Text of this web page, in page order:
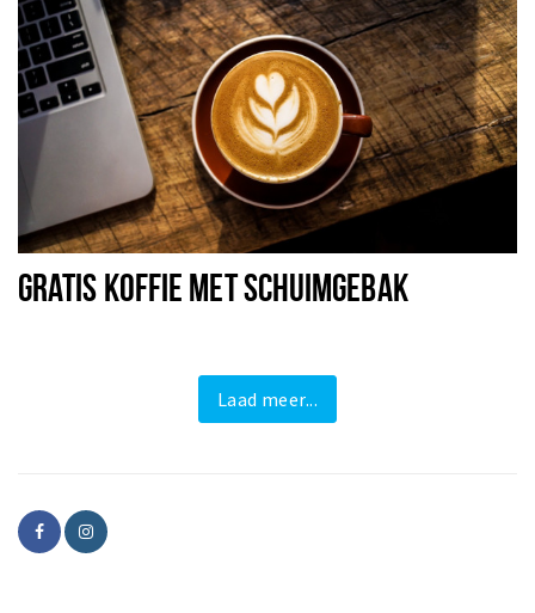
GRATIS KOFFIE MET SCHUIMGEBAK
Laad meer...